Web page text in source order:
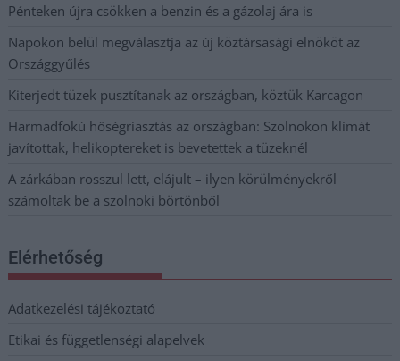
Pénteken újra csökken a benzin és a gázolaj ára is
Napokon belül megválasztja az új köztársasági elnököt az
Országgyűlés
Kiterjedt tüzek pusztítanak az országban, köztük Karcagon
Harmadfokú hőségriasztás az országban: Szolnokon klímát
javítottak, helikoptereket is bevetettek a tüzeknél
A zárkában rosszul lett, elájult – ilyen körülményekről
számoltak be a szolnoki börtönből
Elérhetőség
Adatkezelési tájékoztató
Etikai és függetlenségi alapelvek